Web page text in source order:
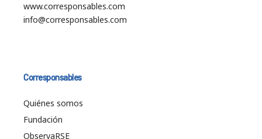
www.corresponsables.com
info@corresponsables.com
Corresponsables
Quiénes somos
Fundación
ObservaRSE